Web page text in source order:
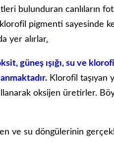
bulunduran canlıların
pigmenti sayesinde
yer alırlar.
güneş ışığı, su ve
Klorofil
oksijen üretirler.
ve su döngülerinin